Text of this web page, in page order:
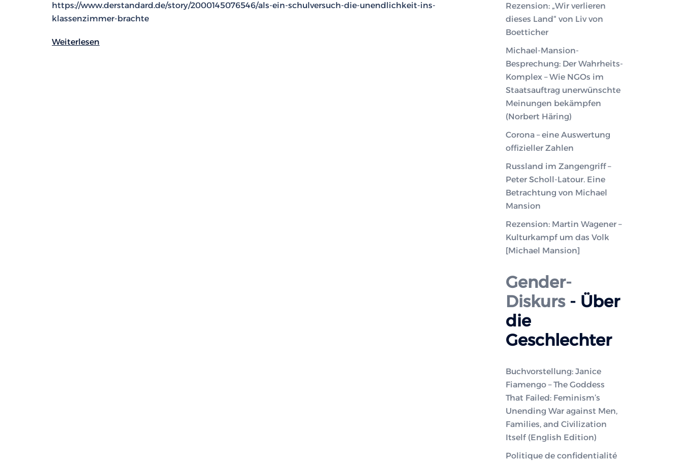
https://www.derstandard.de/story/2000145076546/als-ein-schulversuch-die-unendlichkeit-ins-
klassenzimmer-brachte
Weiterlesen
Rezension: „Wir verlieren
dieses Land“ von Liv von
Boetticher
Michael-Mansion-
Besprechung: Der Wahrheits-
Komplex – Wie NGOs im
Staatsauftrag unerwünschte
Meinungen bekämpfen
(Norbert Häring)
Corona – eine Auswertung
offizieller Zahlen
Russland im Zangengriff –
Peter Scholl-Latour. Eine
Betrachtung von Michael
Mansion
Rezension: Martin Wagener –
Kulturkampf um das Volk
[Michael Mansion]
Gender-
Diskurs- Über
die
Geschlechter
Buchvorstellung: Janice
Fiamengo – The Goddess
That Failed: Feminism’s
Unending War against Men,
Families, and Civilization
Itself (English Edition)
Politique de confidentialité